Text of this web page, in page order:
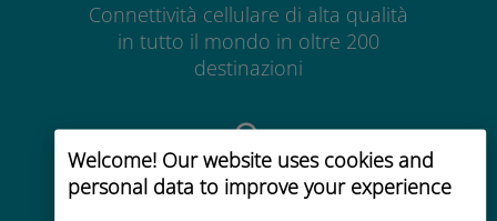
Welcome! Our website uses cookies and
personal data to improve your experience
Connettività cellulare di alta qualità
in tutto il mondo in oltre 200
destinazioni